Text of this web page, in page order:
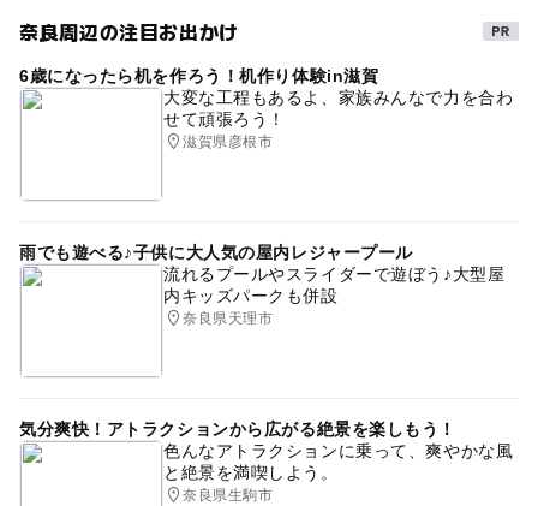
奈良周辺の注目お出かけ
6歳になったら机を作ろう！机作り体験in滋賀
大変な工程もあるよ、家族みんなで力を合わ
せて頑張ろう！
滋賀県彦根市
雨でも遊べる♪子供に大人気の屋内レジャープール
流れるプールやスライダーで遊ぼう♪大型屋
内キッズパークも併設
奈良県天理市
気分爽快！アトラクションから広がる絶景を楽しもう！
色んなアトラクションに乗って、爽やかな風
と絶景を満喫しよう。
奈良県生駒市